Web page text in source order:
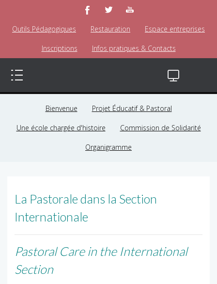
Outils Pédagogiques Restauration Espace entreprises
Inscriptions Infos pratiques & Contacts
Bienvenue Projet Éducatif & Pastoral
Une école chargée d'histoire Commission de Solidarité
Organigramme
La Pastorale dans la Section
Internationale
Pastoral Care in the International
Section